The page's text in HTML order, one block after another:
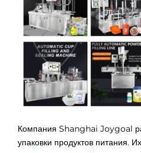
Компания Shanghai Joygoal
упаковки продуктов питания.